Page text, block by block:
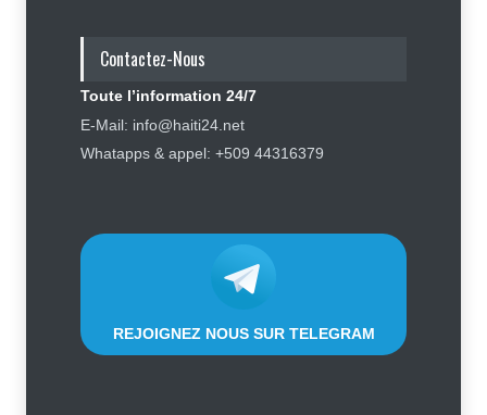
Carburants : après trois baisses
successives, les prix repartent à
Contactez-Nous
Toute l’information 24/7
E-Mail: info@haiti24.net
Whatapps & appel: +509 44316379
REJOIGNEZ NOUS SUR TELEGRAM